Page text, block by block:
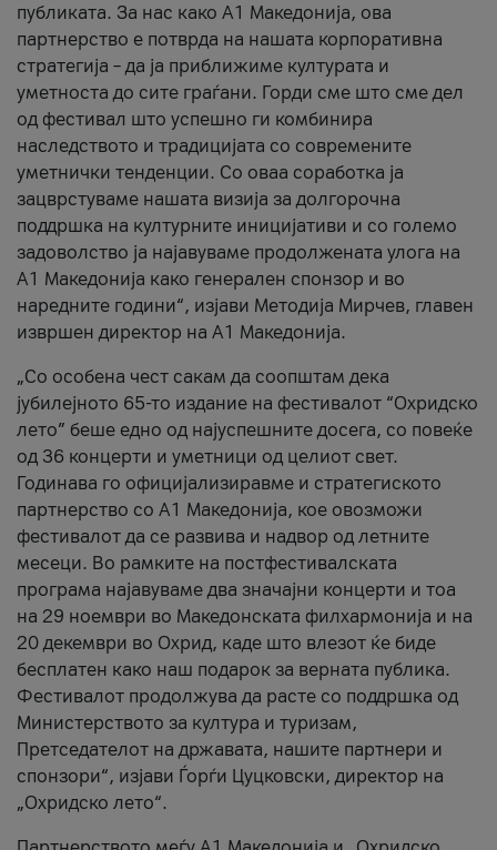
публиката. За нас како A1 Македонија, ова
партнерство е потврда на нашата корпоративна
стратегија – да ја приближиме културата и
уметноста до сите граѓани. Горди сме што сме дел
од фестивал што успешно ги комбинира
наследството и традицијата со современите
уметнички тенденции. Со оваа соработка ја
зацврстуваме нашата визија за долгорочна
поддршка на културните иницијативи и со големо
задоволство ја најавуваме продолжената улога на
A1 Македонија како генерален спонзор и во
наредните години“, изјави Методија Мирчев, главен
извршен директор на A1 Македонија.
„Со особена чест сакам да соопштам дека
јубилејното 65-то издание на фестивалот “Охридско
лето” беше едно од најуспешните досега, со повеќе
од 36 концерти и уметници од целиот свет.
Годинава го официјализиравме и стратегиското
партнерство со А1 Македонија, кое овозможи
фестивалот да се развива и надвор од летните
месеци. Во рамките на постфестивалската
програма најавуваме два значајни концерти и тоа
на 29 ноември во Македонската филхармонија и на
20 декември во Охрид, каде што влезот ќе биде
бесплатен како наш подарок за верната публика.
Фестивалот продолжува да расте со поддршка од
Министерството за култура и туризам,
Претседателот на државата, нашите партнери и
спонзори“, изјави Ѓорѓи Цуцковски, директор на
„Охридско лето“.